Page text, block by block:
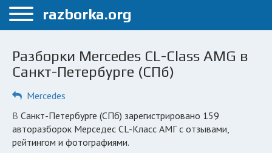
Меню
Санкт-Петербург
Автосервисы
Разборки Mercedes CL-Class AMG в
Санкт-Петербурге (СПб)
Mercedes
в Санкт-Петербурге (СПб) зарегистрировано 159
авторазборок Мерседес CL-Класс АМГ с отзывами,
рейтингом и фотографиями.
razborka.org